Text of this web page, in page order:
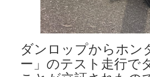
ダンロップからホン
ー」のテスト走行で